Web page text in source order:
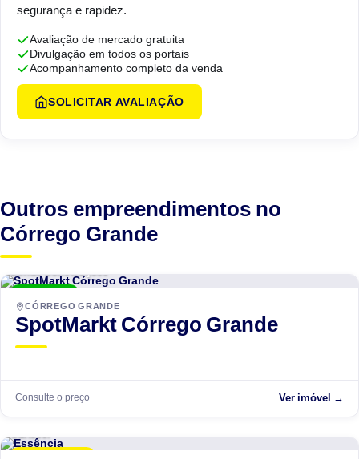
segurança e rapidez.
Avaliação de mercado gratuita
Divulgação em todos os portais
Acompanhamento completo da venda
SOLICITAR AVALIAÇÃO
Outros empreendimentos no
Córrego Grande
CÓRREGO GRANDE
SpotMarkt Córrego Grande
Consulte o preço Ver imóvel →